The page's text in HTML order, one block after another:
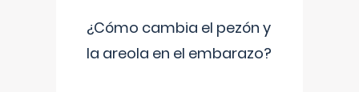
¿Cómo cambia el pezón y
la areola en el embarazo?